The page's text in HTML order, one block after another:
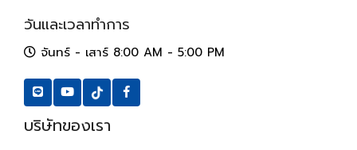
วันและเวลาทำการ
จันทร์ - เสาร์ 8:00 AM - 5:00 PM
บริษัทของเรา